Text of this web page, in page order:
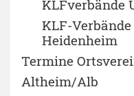
KLFverbände
KLF-
Heidenheim
Termine
Altheim/Alb